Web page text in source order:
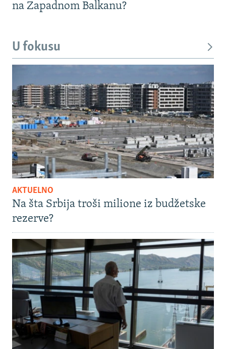
na Zapadnom Balkanu?
U fokusu
AKTUELNO
Na šta Srbija troši milione iz budžetske
rezerve?